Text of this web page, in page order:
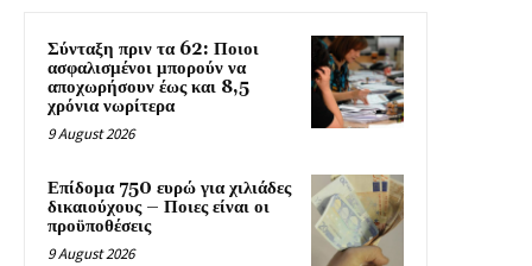
Σύνταξη πριν τα 62: Ποιοι
ασφαλισμένοι μπορούν να
αποχωρήσουν έως και 8,5
χρόνια νωρίτερα
9 August 2026
Επίδομα 750 ευρώ για χιλιάδες
δικαιούχους – Ποιες είναι οι
προϋποθέσεις
9 August 2026